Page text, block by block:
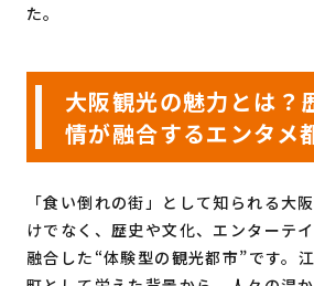
た。
大阪観光の魅力とは？
情が融合するエンタメ
「食い倒れの街」として知られる大
けでなく、歴史や文化、エンターテ
融合した“体験型の観光都市”です。